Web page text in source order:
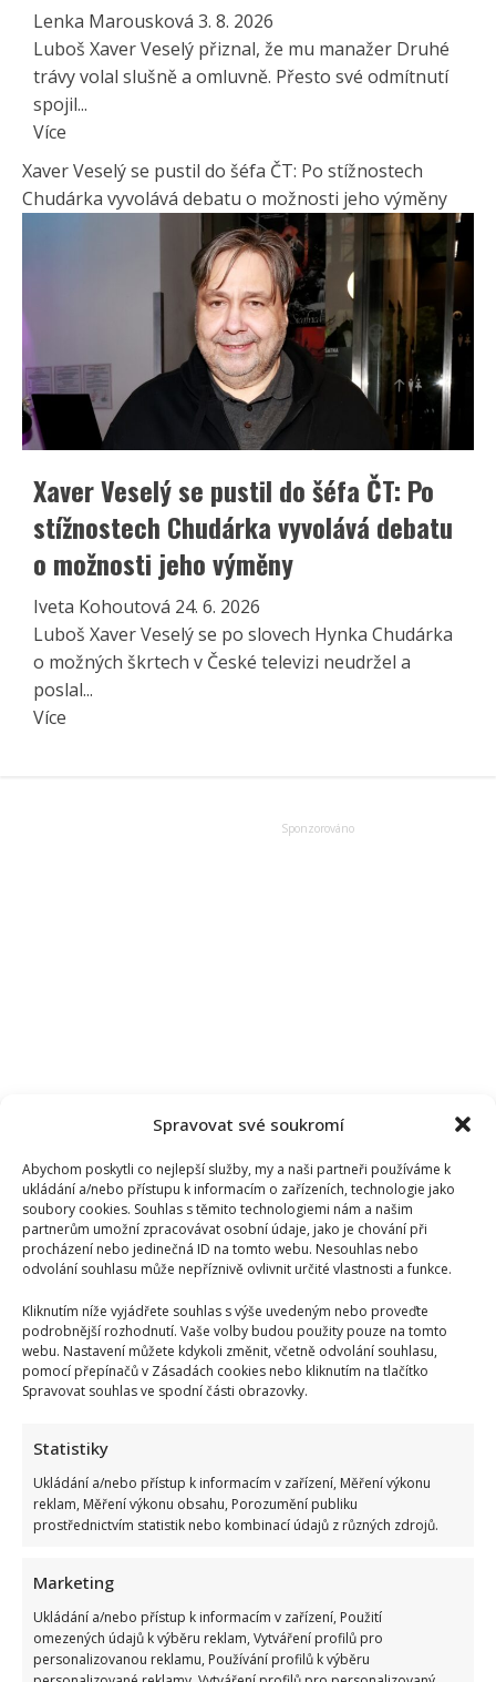
Spravovat své soukromí
Abychom poskytli co nejlepší služby, my a naši partneři používáme k
ukládání a/nebo přístupu k informacím o zařízeních, technologie jako
soubory cookies. Souhlas s těmito technologiemi nám a našim
partnerům umožní zpracovávat osobní údaje, jako je chování při
procházení nebo jedinečná ID na tomto webu. Nesouhlas nebo
odvolání souhlasu může nepříznivě ovlivnit určité vlastnosti a funkce.
Kliknutím níže vyjádřete souhlas s výše uvedeným nebo proveďte
podrobnější rozhodnutí. Vaše volby budou použity pouze na tomto
webu. Nastavení můžete kdykoli změnit, včetně odvolání souhlasu,
pomocí přepínačů v Zásadách cookies nebo kliknutím na tlačítko
Spravovat souhlas ve spodní části obrazovky.
Statistiky
Ukládání a/nebo přístup k informacím v zařízení, Měření výkonu
reklam, Měření výkonu obsahu, Porozumění publiku
prostřednictvím statistik nebo kombinací údajů z různých zdrojů.
Marketing
Ukládání a/nebo přístup k informacím v zařízení, Použití
omezených údajů k výběru reklam, Vytváření profilů pro
personalizovanou reklamu, Používání profilů k výběru
Lenka Marousková 3. 8. 2026
Luboš Xaver Veselý přiznal, že mu manažer Druhé
trávy volal slušně a omluvně. Přesto své odmítnutí
spojil...
Více
more
about
Xaver
svého
daru
trávu
srovnal
s
osudy
Židů
za
nacismu
Xaver Veselý se pustil do šéfa ČT: Po stížnostech
Chudárka vyvolává debatu o možnosti jeho výměny
Xaver Veselý se pustil do šéfa ČT: Po
stížnostech Chudárka vyvolává debatu
o možnosti jeho výměny
Iveta Kohoutová 24. 6. 2026
Luboš Xaver Veselý se po slovech Hynka Chudárka
o možných škrtech v České televizi neudržel a
poslal...
Více
možnosti
jeho
výměny